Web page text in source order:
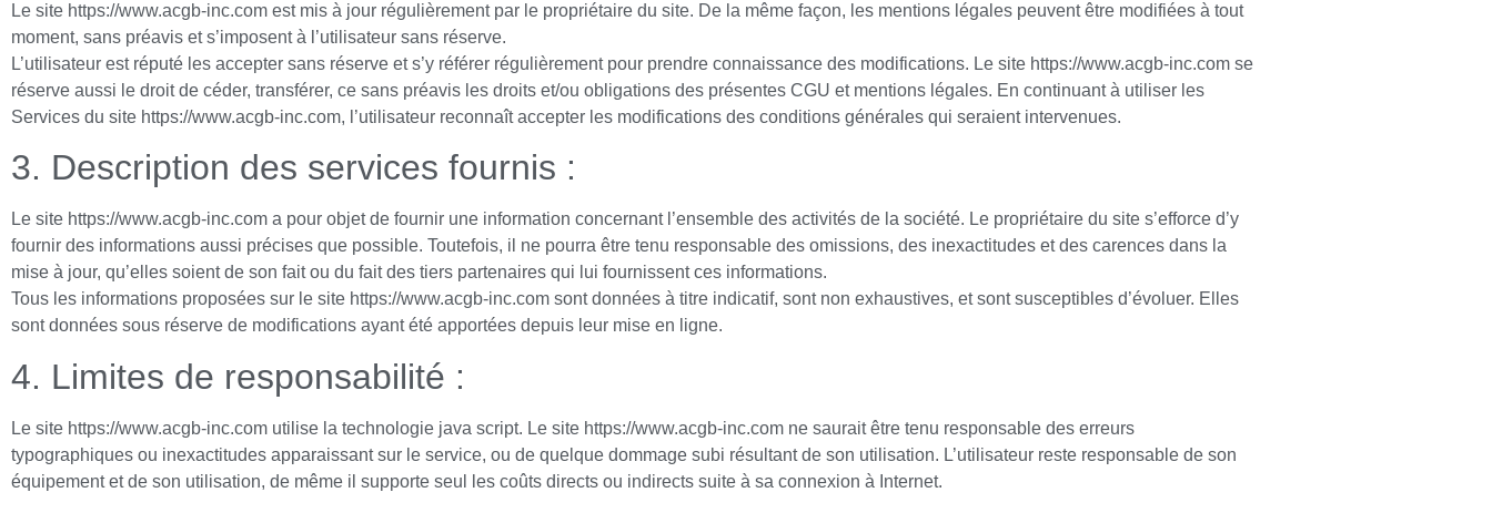
Le site https://www.acgb-inc.com est mis à jour régulièrement par le propriétaire du site. De la même façon, les mentions légales peuvent être modifiées à tout
moment, sans préavis et s’imposent à l’utilisateur sans réserve.
L’utilisateur est réputé les accepter sans réserve et s’y référer régulièrement pour prendre connaissance des modifications. Le site https://www.acgb-inc.com se
réserve aussi le droit de céder, transférer, ce sans préavis les droits et/ou obligations des présentes CGU et mentions légales. En continuant à utiliser les
Services du site https://www.acgb-inc.com, l’utilisateur reconnaît accepter les modifications des conditions générales qui seraient intervenues.
3. Description des services fournis :
Le site https://www.acgb-inc.com a pour objet de fournir une information concernant l’ensemble des activités de la société. Le propriétaire du site s’efforce d’y
fournir des informations aussi précises que possible. Toutefois, il ne pourra être tenu responsable des omissions, des inexactitudes et des carences dans la
mise à jour, qu’elles soient de son fait ou du fait des tiers partenaires qui lui fournissent ces informations.
Tous les informations proposées sur le site https://www.acgb-inc.com sont données à titre indicatif, sont non exhaustives, et sont susceptibles d’évoluer. Elles
sont données sous réserve de modifications ayant été apportées depuis leur mise en ligne.
4. Limites de responsabilité :
Le site https://www.acgb-inc.com utilise la technologie java script. Le site https://www.acgb-inc.com ne saurait être tenu responsable des erreurs
typographiques ou inexactitudes apparaissant sur le service, ou de quelque dommage subi résultant de son utilisation. L’utilisateur reste responsable de son
équipement et de son utilisation, de même il supporte seul les coûts directs ou indirects suite à sa connexion à Internet.